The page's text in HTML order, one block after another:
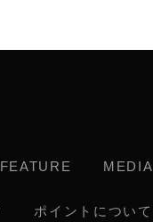
FEATURE MEDIA
ポイントについて